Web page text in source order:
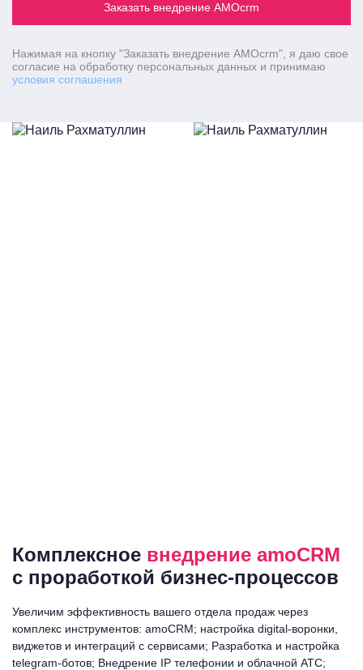
Заказать внедрение AMOcrm
Нажимая на кнопку "Заказать внедрение AMOcrm" , я даю свое
согласие на обработку персональных данных и принимаю
условия соглашения
Комплексное внедрение amoCRM
с проработкой бизнес-процессов
Увеличим эффективность вашего отдела продаж через
комплекс инструментов: amoCRM; настройка digital-воронки,
виджетов и интеграций с сервисами; Разработка и настройка
telegram-ботов; Внедрение IP телефонии и облачной АТС;